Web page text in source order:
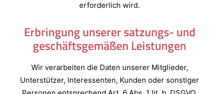
erforderlich wird.
Erbringung unserer satzungs- und
geschäftsgemäßen Leistungen
Wir verarbeiten die Daten unserer Mitglieder,
Unterstützer, Interessenten, Kunden oder sonstiger